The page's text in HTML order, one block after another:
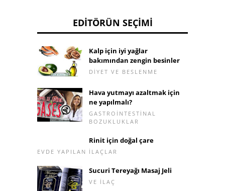
EDITÖRÜN SEÇIMI
Kalp için iyi yağlar
bakımından zengin besinler
DIYET VE BESLENME
Hava yutmayı azaltmak için
ne yapılmalı?
GASTROINTESTINAL
BOZUKLUKLAR
Rinit için doğal çare
EVDE YAPILAN ILAÇLAR
Sucuri Tereyağı Masaj Jeli
VE ILAÇ